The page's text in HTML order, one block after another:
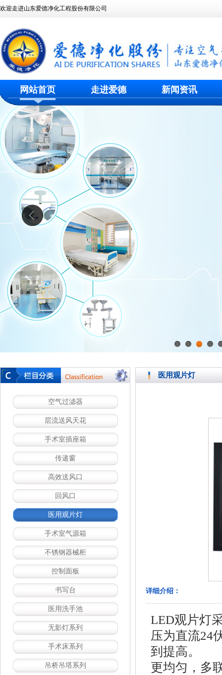
欢迎走进山东爱德净化工程股份有限公司
网站首页 走进爱德 新闻资讯
1 2 3 4
空气过滤器
层流送风天花
手术室插座箱
传递窗
高效送风口
回风口
医用观片灯
手术室气源箱
不锈钢器械柜
控制面板
书写台
医用洗手池
无影灯系列
手术床系列
吊桥吊塔系列
医用观片灯
详细介绍：
LED观片灯
压为直流24
到提高。
更均匀，多